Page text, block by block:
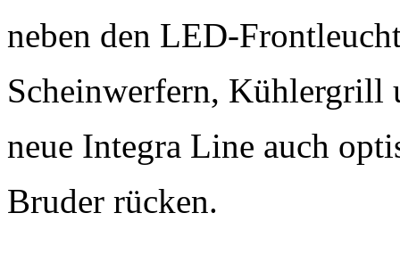
neben den LED-
Scheinwerfern, Kühlergrill
neue Integra Line auch
Bruder rücken.